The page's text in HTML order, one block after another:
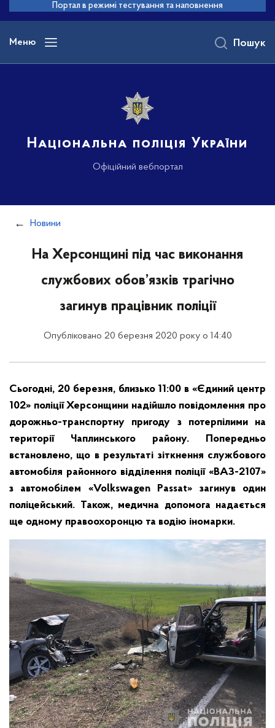
основного
вмісту
Портал в режимі тестування та наповнення
Меню
Національна поліція України
Офіційний вебпортал
Пошук
Новини
На Херсонщині під час виконання
службових обов’язків трагічно
загинув працівник поліції
Опубліковано 20 березня 2020 року о 14:40
Сьогодні, 20 березня, близько 11:00 в «Єдиний центр
102» поліції Херсонщини надійшло повідомлення про
дорожньо-транспортну пригоду з потерпілими на
території Чаплинського району. Попередньо
встановлено, що в результаті зіткнення службового
автомобіля районного відділення поліції «ВАЗ-2107»
з автомобілем «Volkswagen Passat» загинув один
поліцейський. Також, медична допомога надається
ще одному правоохоронцю та водію іномарки.